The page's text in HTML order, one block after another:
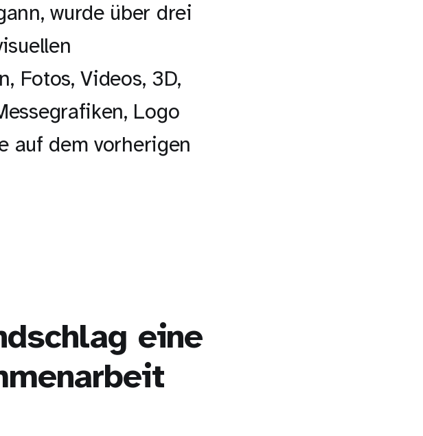
wurde über drei
Fotos, Videos, 3D,
Logo
auf dem vorherigen
eine